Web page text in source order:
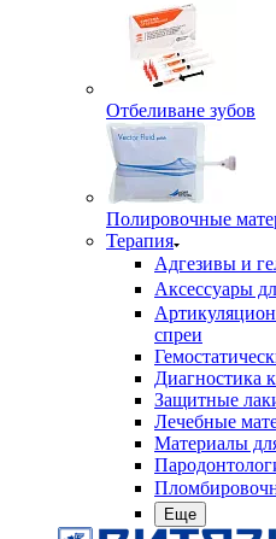
Отбеливане зубов
Полировочные
Терапия
Адгезивы и
Аксессуары
спреи
Диагностика
Защитные
Лечебные
Материалы
Еще